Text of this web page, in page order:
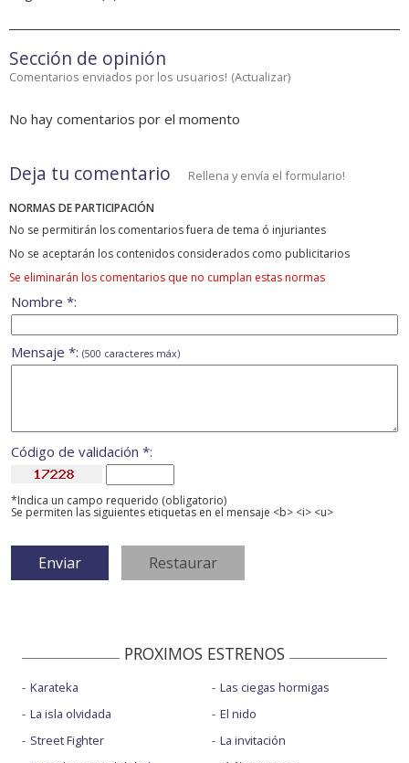
Sección de opinión
Comentarios enviados por los usuarios! (Actualizar)
No hay comentarios por el momento
Deja tu comentario Rellena y envía el formulario!
NORMAS DE PARTICIPACIÓN
No se permitirán los comentarios fuera de tema ó injuriantes
No se aceptarán los contenidos considerados como publicitarios
Se eliminarán los comentarios que no cumplan estas normas
Nombre *:
Mensaje *: (500 caracteres máx)
Código de validación *:
*Indica un campo requerido (obligatorio)
Se permiten las siguientes etiquetas en el mensaje <b> <i> <u>
PROXIMOS ESTRENOS
Karateka
La isla olvidada
Street Fighter
Las ciegas hormigas
El nido
La invitación